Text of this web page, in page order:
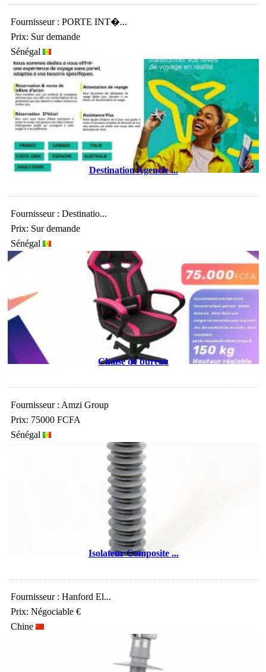
Fournisseur : PORTE INT�...
Prix: Sur demande
Sénégal
Destination Agencie ...
Fournisseur : Destinatio...
Prix: Sur demande
Sénégal
Chaise de bureau
Fournisseur : Amzi Group
Prix: 75000 FCFA
Sénégal
Isolateur Composite ...
Fournisseur : Hanford El...
Prix: Négociable €
Chine